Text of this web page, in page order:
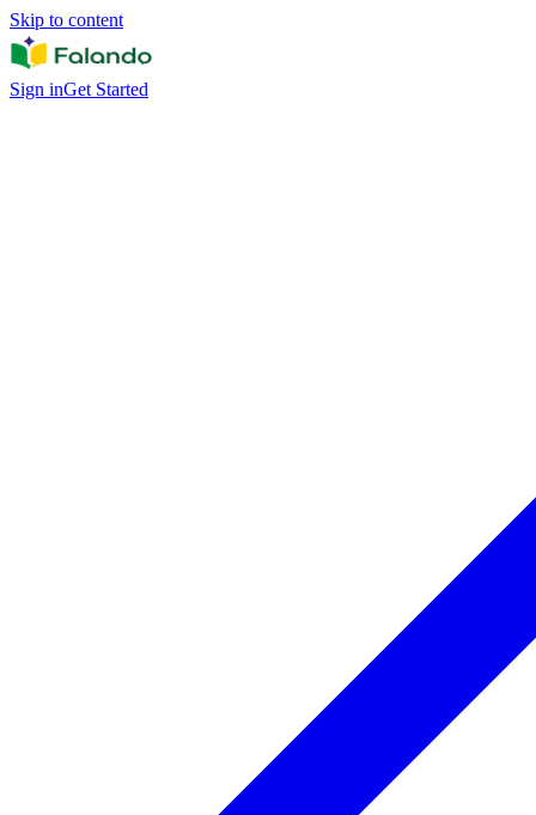
Skip to content
Sign inGet Started